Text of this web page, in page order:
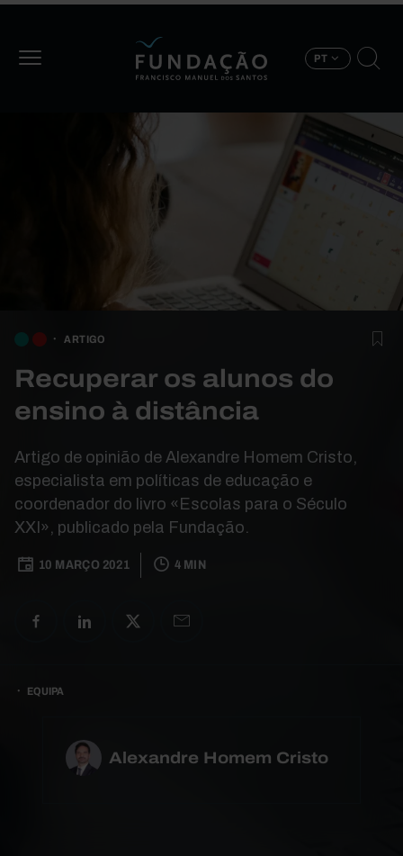
PT
ARTIGO
Recuperar os alunos do
ensino à distância
Artigo de opinião de Alexandre Homem Cristo,
especialista em políticas de educação e
coordenador do livro «Escolas para o Século
XXI», publicado pela Fundação.
10 MARÇO 2021 4 MIN
EQUIPA
Alexandre Homem Cristo